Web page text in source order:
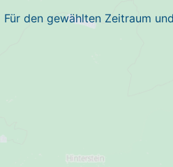
Für den gewählten Zeitraum